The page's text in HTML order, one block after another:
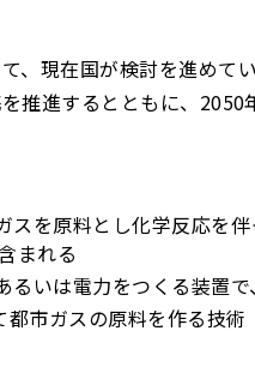
、現在国が検討を進め
推進するとともに、
スを原料とし化学反応を
まれる
るいは電力をつくる装置
都市ガスの原料を作る技